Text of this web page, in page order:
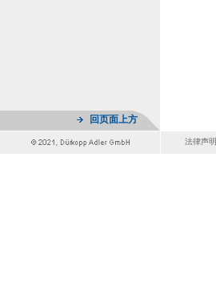
回页面上方
法律声明